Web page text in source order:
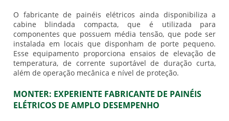
O fabricante de painéis elétricos ainda disponibiliza a
cabine blindada compacta, que é utilizada para
componentes que possuem média tensão, que pode ser
instalada em locais que disponham de porte pequeno.
Esse equipamento proporciona ensaios de elevação de
temperatura, de corrente suportável de duração curta,
além de operação mecânica e nível de proteção.
MONTER: EXPERIENTE FABRICANTE DE PAINÉIS
ELÉTRICOS DE AMPLO DESEMPENHO